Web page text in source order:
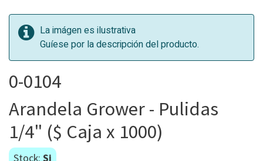
La imágen es ilustrativa
Guíese por la descripción del producto.
0-0104
Arandela Grower - Pulidas
1/4" ($ Caja x 1000)
Stock: Si